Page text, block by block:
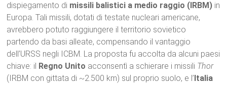
dispiegamento di missili balistici a medio raggio (IRBM) in
Europa. Tali missili, dotati di testate nucleari americane,
avrebbero potuto raggiungere il territorio sovietico
partendo da basi alleate, compensando il vantaggio
dell’URSS negli ICBM. La proposta fu accolta da alcuni paesi
chiave: il Regno Unito acconsentì a schierare i missili Thor
(IRBM con gittata di ~2.500 km) sul proprio suolo, e l’Italia